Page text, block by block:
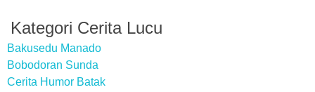
Kategori Cerita Lucu
Bakusedu Manado
Bobodoran Sunda
Cerita Humor Batak